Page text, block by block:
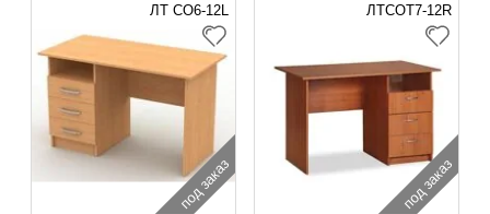
ЛТ СO6-12L
под заказ
ЛТСOТ7-12R
под заказ